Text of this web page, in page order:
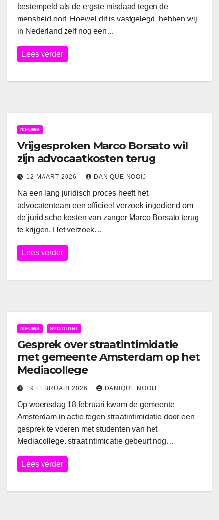
bestempeld als de ergste misdaad tegen de
mensheid ooit. Hoewel dit is vastgelegd, hebben wij
in Nederland zelf nog een…
Lees verder
NIEUWS
Vrijgesproken Marco Borsato wil
zijn advocaatkosten terug
12 MAART 2026 DANIQUE NOOIJ
Na een lang juridisch proces heeft het
advocatenteam een officieel verzoek ingediend om
de juridische kosten van zanger Marco Borsato terug
te krijgen. Het verzoek…
Lees verder
NIEUWS SPOTLIGHT
Gesprek over straatintimidatie
met gemeente Amsterdam op het
Mediacollege
19 FEBRUARI 2026 DANIQUE NOOIJ
Op woensdag 18 februari kwam de gemeente
Amsterdam in actie tegen straatintimidatie door een
gesprek te voeren met studenten van het
Mediacollege. straatintimidatie gebeurt nog…
Lees verder